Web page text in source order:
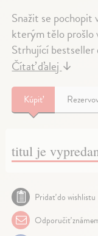
Snažit se pochopit
kterým tělo prošlo
Strhující bestseller
Čítať ďalej↓
Kúpiť
titul je
Pridať do wishlistu
Odporučiť